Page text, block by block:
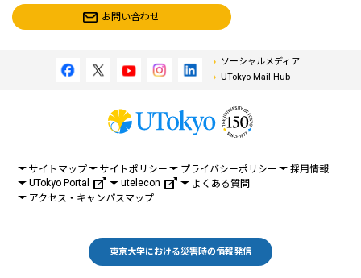
お問い合わせ
ソーシャルメディア
UTokyo Mail Hub
サイトマップ サイトポリシー プライバシーポリシー
採用情報
UTokyo Portal
utelecon
よくある質問
アクセス・キャンパスマップ
東京大学における災害時の情報発信